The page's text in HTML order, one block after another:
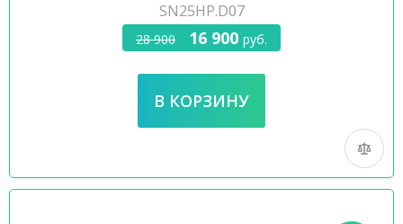
SN25HP.D07
28 900 16 900 руб.